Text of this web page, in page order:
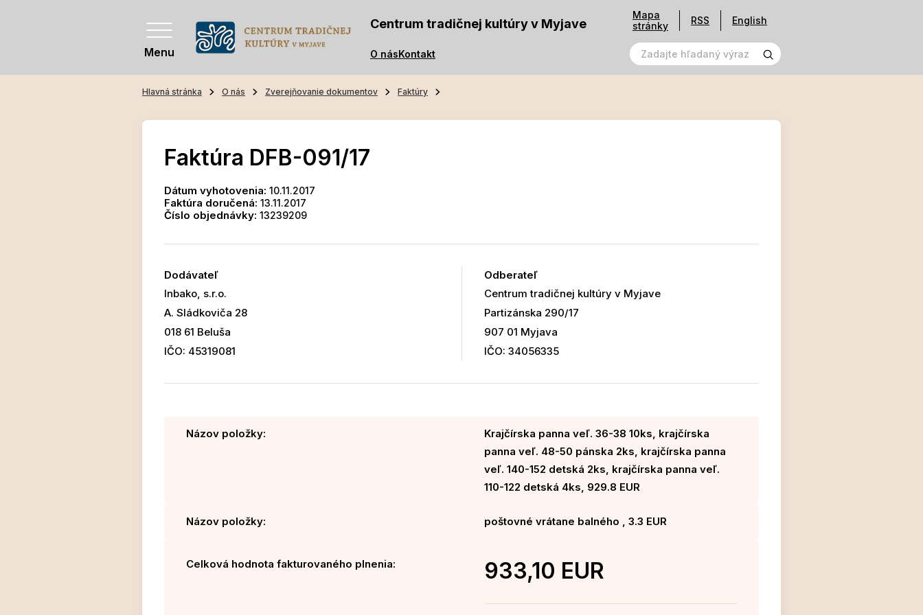
Menu
Centrum tradičnej kultúry v Myjave
O násKontakt
Mapa
stránky
RSS English
Hlavná stránka O nás Zverejňovanie dokumentov Faktúry
Faktúra DFB-091/17
Dátum vyhotovenia: 10.11.2017
Faktúra doručená: 13.11.2017
Číslo objednávky: 13239209
Dodávateľ
Inbako, s.r.o.
A. Sládkoviča 28
018 61 Beluša
IČO: 45319081
Odberateľ
Centrum tradičnej kultúry v Myjave
Partizánska 290/17
907 01 Myjava
IČO: 34056335
Názov položky:
Krajčírska panna veľ. 36-38 10ks, krajčírska
panna veľ. 48-50 pánska 2ks, krajčírska panna
veľ. 140-152 detská 2ks, krajčírska panna veľ.
110-122 detská 4ks, 929.8 EUR
Názov položky: poštovné vrátane balného , 3.3 EUR
Celková hodnota fakturovaného plnenia: 933,10 EUR